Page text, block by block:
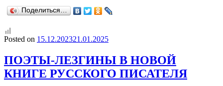
Поделиться…
Posted on 15.12.202321.01.2025
ПОЭТЫ-ЛЕЗГИНЫ В НОВОЙ
КНИГЕ РУССКОГО ПИСАТЕЛЯ